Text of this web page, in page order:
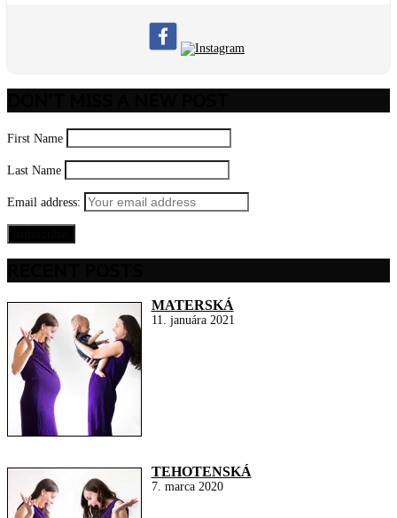
First Name
Last Name
Email address:
MATERSKÁ
11. januára 2021
TEHOTENSKÁ
7. marca 2020